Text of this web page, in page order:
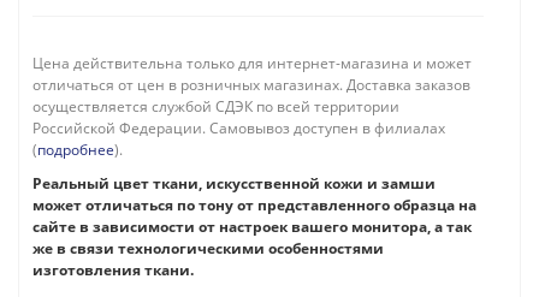
Цена действительна только для интернет-магазина и может
отличаться от цен в розничных магазинах. Доставка заказов
осуществляется службой СДЭК по всей территории
Российской Федерации. Самовывоз доступен в филиалах
(подробнее).
Реальный цвет ткани, искусственной кожи и замши
может отличаться по тону от представленного образца на
сайте в зависимости от настроек вашего монитора, а так
же в связи технологическими особенностями
изготовления ткани.